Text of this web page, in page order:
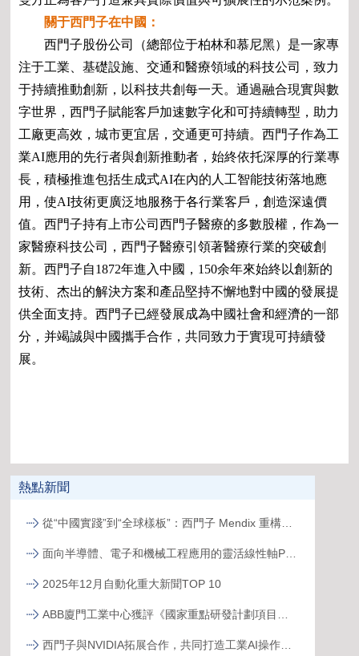
關于西門子在中國：
西門子股份公司（總部位于柏林和慕尼黑）是一家專
注于工業、基礎設施、交通和醫療領域的科技公司，致力
于持續推動創新，以科技共創每一天。通過融合現實與數
字世界，西門子賦能客戶加速數字化和可持續轉型，助力
工廠更高效，城市更宜居，交通更可持續。西門子作為工
業AI應用的先行者與創新推動者，始終依托深厚的行業專
長，積極推進包括生成式AI在內的人工智能技術落地應
用，使AI技術更廣泛地服務于各行業客戶，創造深遠價
值。西門子持有上市公司西門子醫療的多數股權，作為一
家醫療科技公司，西門子醫療引領著醫療行業的突破創
新。西門子自1872年進入中國，150余年來始終以創新的
技術、杰出的解決方案和產品堅持不懈地對中國的發展提
供全面支持。西門子已經發展成為中國社會和經濟的一部
分，并竭誠與中國攜手合作，共同致力于實現可持續發
展。
熱點新聞
2025年12月自動化重大新聞TOP 10